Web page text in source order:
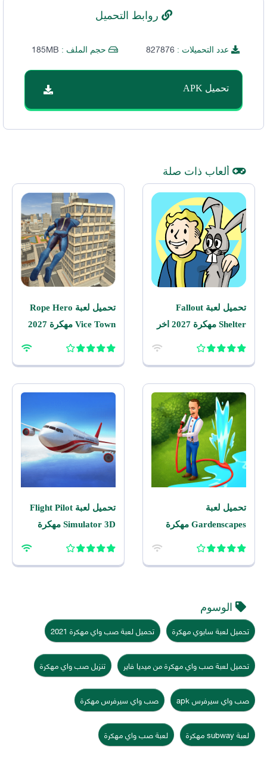
روابط التحميل
عدد التحميلات :827876 حجم الملف : 185MB
تحميل APK
ألعاب ذات صلة
تحميل لعبة Fallout
Shelter مهكرة 2027 اخر
تحميل لعبة Rope Hero
Vice Town مهكرة 2027
تحميل لعبة
Gardenscapes مهكرة
تحميل لعبة Flight Pilot
Simulator 3D مهكرة
الوسوم
تحميل لعبة سابوي مهكرة تحميل لعبة صب واي مهكرة 2021
تحميل لعبة صب واي مهكرة من ميديا فاير تنزيل صب واي مهكرة
صب واي سيرفرس apk صب واي سيرفرس مهكرة
لعبة subway مهكرة لعبة صب واي مهكرة